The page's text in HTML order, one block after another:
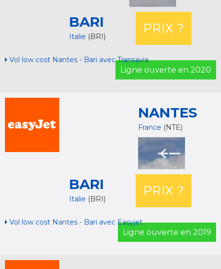
BARI
Italie (BRI)
PRIX ?
Vol low cost Nantes - Bari avec Transavia
Ligne ouverte en 2020
NANTES
France (NTE)
BARI
Italie (BRI)
PRIX ?
Vol low cost Nantes - Bari avec Easyjet
Ligne ouverte en 2019